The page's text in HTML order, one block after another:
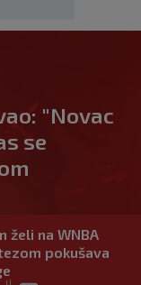
"Novac
se
želi na WNBA
pokušava